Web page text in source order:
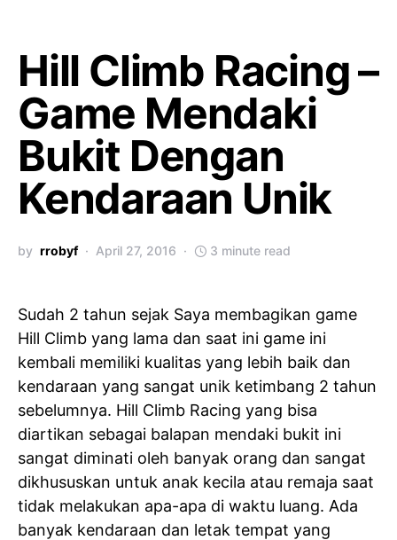
Hill Climb Racing –
Game Mendaki
Bukit Dengan
Kendaraan Unik
by rrobyf April 27, 2016 3 minute read
Sudah 2 tahun sejak Saya membagikan game
Hill Climb yang lama dan saat ini game ini
kembali memiliki kualitas yang lebih baik dan
kendaraan yang sangat unik ketimbang 2 tahun
sebelumnya. Hill Climb Racing yang bisa
diartikan sebagai balapan mendaki bukit ini
sangat diminati oleh banyak orang dan sangat
dikhususkan untuk anak kecila atau remaja saat
tidak melakukan apa-apa di waktu luang. Ada
banyak kendaraan dan letak tempat yang